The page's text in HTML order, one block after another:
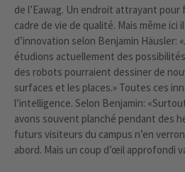
de l’Eawag. Un endroit attrayant pour
cadre de vie de qualité. Mais même ici
d’innovation selon Benjamin Häusler:
étudions actuellement des
des robots pourraient dessiner de
surfaces et les places.» Toutes ces
l’intelligence. Selon Benjamin:
avons souvent planché pendant des
futurs visiteurs du campus n’en
abord. Mais un coup d’œil approfondi